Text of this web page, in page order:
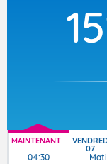
MAINTENANT
04:30
07